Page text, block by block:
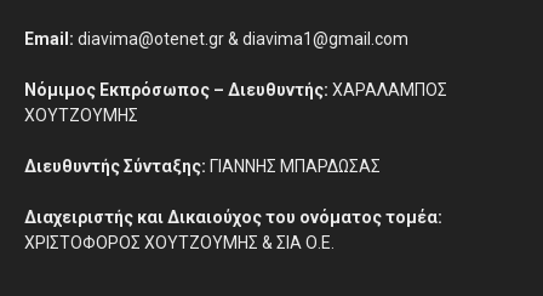
Email: diavima@otenet.gr & diavima1@gmail.com
Νόμιμος Εκπρόσωπος – Διευθυντής: ΧΑΡΑΛΑΜΠΟΣ
ΧΟΥΤΖΟΥΜΗΣ
Διευθυντής Σύνταξης: ΓΙΑΝΝΗΣ ΜΠΑΡΔΩΣΑΣ
Διαχειριστής και Δικαιούχος του ονόματος τομέα:
ΧΡΙΣΤΟΦΟΡΟΣ ΧΟΥΤΖΟΥΜΗΣ & ΣΙΑ Ο.Ε.